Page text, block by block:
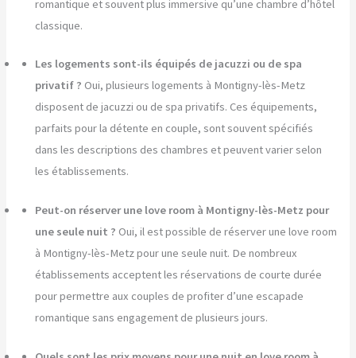
romantique et souvent plus immersive qu’une chambre d’hôtel
classique.
Les logements sont-ils équipés de jacuzzi ou de spa
privatif ? Oui, plusieurs logements à Montigny-lès-Metz
disposent de jacuzzi ou de spa privatifs. Ces équipements,
parfaits pour la détente en couple, sont souvent spécifiés
dans les descriptions des chambres et peuvent varier selon
les établissements.
Peut-on réserver une love room à Montigny-lès-Metz pour
une seule nuit ? Oui, il est possible de réserver une love room
à Montigny-lès-Metz pour une seule nuit. De nombreux
établissements acceptent les réservations de courte durée
pour permettre aux couples de profiter d’une escapade
romantique sans engagement de plusieurs jours.